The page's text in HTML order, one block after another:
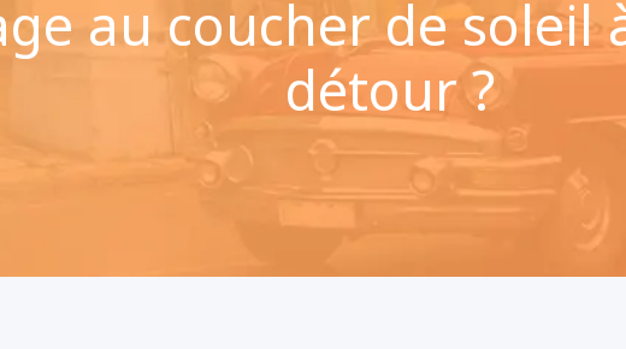
au coucher de soleil
détour ?